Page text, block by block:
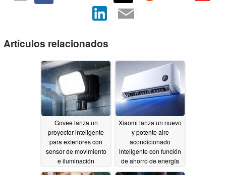
Artículos relacionados
Govee lanza un
proyector inteligente
para exteriores con
sensor de movimiento
e iluminación
multicolor07/10/2026
Xiaomi lanza un nuevo
y potente aire
acondicionado
inteligente con función
de ahorro de energía
05/27/2026